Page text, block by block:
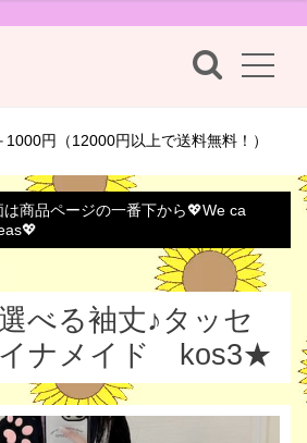
円（12000円以上で送料無料！）
は商品ページの一番下から💖We ca
べる袖丈♪タッセ
イナメイド kos3★